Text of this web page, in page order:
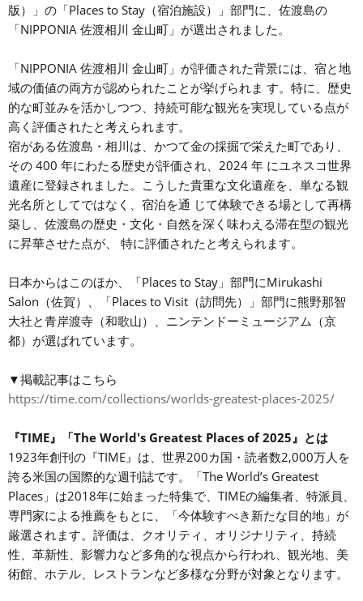
版）」の「Places to Stay（宿泊施設）」部門に、佐渡島の
「NIPPONIA 佐渡相川 金山町」が選出されました。
「NIPPONIA 佐渡相川 金山町」が評価された背景には、宿と地
域の価値の両方が認められたことが挙げられま す。特に、歴史
的な町並みを活かしつつ、持続可能な観光を実現している点が
高く評価されたと考えられます。
宿がある佐渡島・相川は、かつて金の採掘で栄えた町であり、
その 400 年にわたる歴史が評価され、2024 年 にユネスコ世界
遺産に登録されました。こうした貴重な文化遺産を、単なる観
光名所としてではなく、宿泊を通 じて体験できる場として再構
築し、佐渡島の歴史・文化・自然を深く味わえる滞在型の観光
に昇華させた点が、 特に評価されたと考えられます。
日本からはこのほか、「Places to Stay」部門にMirukashi
Salon（佐賀）、「Places to Visit（訪問先）」部門に熊野那智
大社と青岸渡寺（和歌山）、ニンテンドーミュージアム（京
都）が選ばれています。
▼掲載記事はこちら
https://time.com/collections/worlds-greatest-places-2025/
『TIME』「The World's Greatest Places of 2025』 とは
1923年創刊の『TIME』は、世界200カ国・読者数2,000万人を
誇る米国の国際的な週刊誌です。「The World’s Greatest
Places」は2018年に始まった特集で、TIMEの編集者、特派員、
専門家による推薦をもとに、「今体験すべき新たな目的地」が
厳選されます。評価は、クオリティ、オリジナリティ、持続
性、革新性、影響力など多角的な視点から行われ、観光地、美
術館、ホテル、レストランなど多様な分野が対象となります。